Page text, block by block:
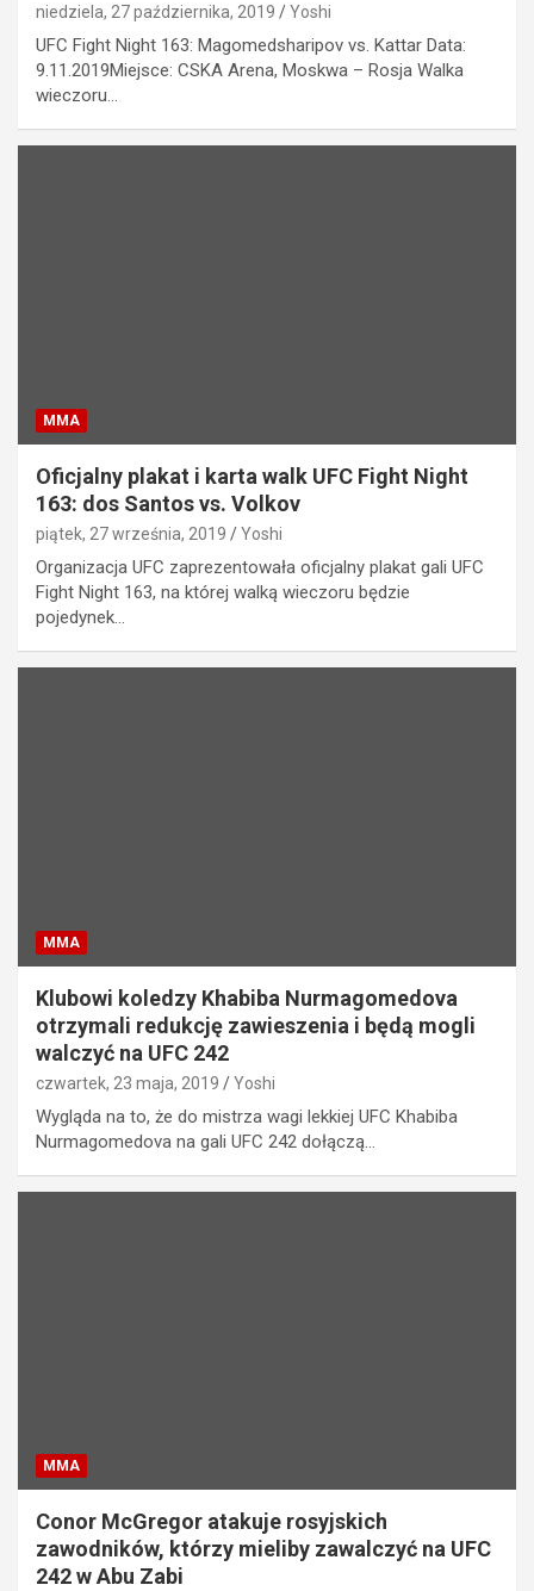
niedziela, 27 października, 2019 Yoshi
UFC Fight Night 163: Magomedsharipov vs. Kattar Data:
9.11.2019Miejsce: CSKA Arena, Moskwa – Rosja Walka
wieczoru…
MMA
Oficjalny plakat i karta walk UFC Fight Night
163: dos Santos vs. Volkov
piątek, 27 września, 2019 Yoshi
Organizacja UFC zaprezentowała oficjalny plakat gali UFC
Fight Night 163, na której walką wieczoru będzie
pojedynek…
MMA
Klubowi koledzy Khabiba Nurmagomedova
otrzymali redukcję zawieszenia i będą mogli
walczyć na UFC 242
czwartek, 23 maja, 2019 Yoshi
Wygląda na to, że do mistrza wagi lekkiej UFC Khabiba
Nurmagomedova na gali UFC 242 dołączą…
MMA
Conor McGregor atakuje rosyjskich
zawodników, którzy mieliby zawalczyć na UFC
242 w Abu Zabi